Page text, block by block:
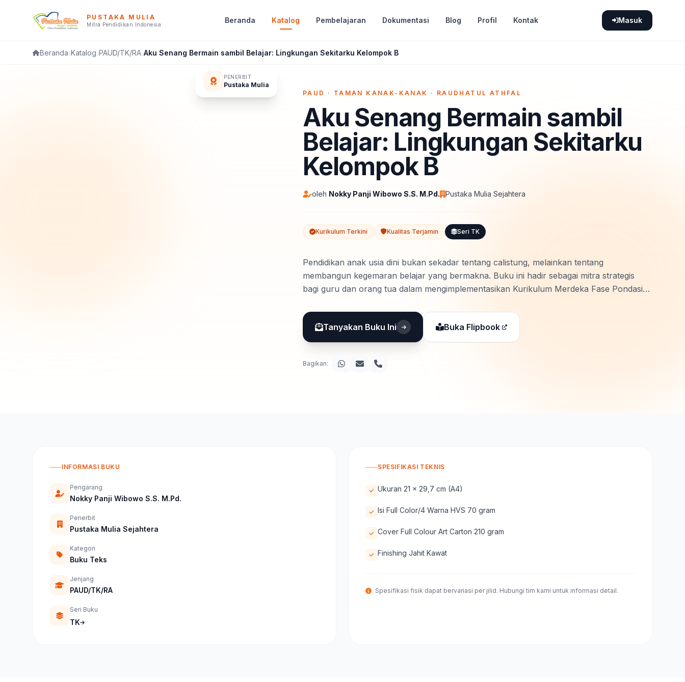
PUSTAKA MULIA
Mitra Pendidikan Indonesia Beranda Katalog Pembelajaran Dokumentasi Blog Profil Kontak Masuk
Beranda Katalog PAUD/TK/RA Aku Senang Bermain sambil Belajar: Lingkungan Sekitarku Kelompok B
PENERBIT
Pustaka Mulia
PAUD · TAMAN KANAK-KANAK · RAUDHATUL ATHFAL
Aku Senang Bermain sambil
Belajar: Lingkungan Sekitarku
Kelompok B
oleh Nokky Panji Wibowo S.S. M.Pd. Pustaka Mulia Sejahtera
Kurikulum Terkini Kualitas Terjamin Seri TK
Pendidikan anak usia dini bukan sekadar tentang calistung, melainkan tentang
membangun kegemaran belajar yang bermakna. Buku ini hadir sebagai mitra strategis
bagi guru dan orang tua dalam mengimplementasikan Kurikulum Merdeka Fase Pondasi
Tanyakan Buku Ini Buka Flipbook
Bagikan:
INFORMASI BUKU
Pengarang
Nokky Panji Wibowo S.S. M.Pd.
Penerbit
Pustaka Mulia Sejahtera
Kategori
Buku Teks
Jenjang
PAUD/TK/RA
Seri Buku
TK
SPESIFIKASI TEKNIS
Ukuran 21 x 29,7 cm (A4)
Isi Full Color/4 Warna HVS 70 gram
Cover Full Colour Art Carton 210 gram
Finishing Jahit Kawat
Spesifikasi fisik dapat bervariasi per jilid. Hubungi tim kami untuk informasi detail.